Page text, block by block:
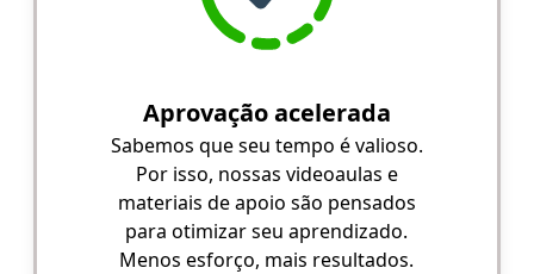
Aprovação acelerada
Sabemos que seu tempo é valioso.
Por isso, nossas videoaulas e
materiais de apoio são pensados
para otimizar seu aprendizado.
Menos esforço, mais resultados.